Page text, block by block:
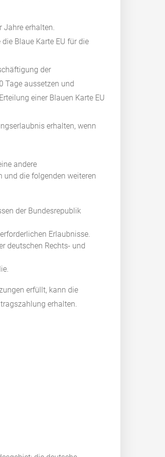
erhalten.
Blaue Karte EU für die
der
Tage aussetzen und
einer Blauen Karte EU
erhalten, wenn
andere
und die folgenden weiteren
der Bundesrepublik
Erlaubnisse.
deutschen Rechts- und
erfüllt, kann die
erhalten.